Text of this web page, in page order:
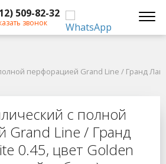
509-82-32
звонок
перфорацией Grand Line / Гранд
с полной
перфорацией Grand Line / Гранд
с полной
Grand Line / Гранд
0.45, цвет Golden